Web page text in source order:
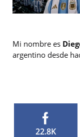
Mi nombre es
argentino desde
22.8K